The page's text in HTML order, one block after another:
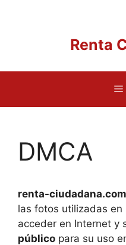
Renta
DMCA
renta-
las fotos utilizadas
acceder en Internet y
público para su uso